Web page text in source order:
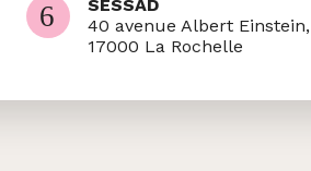
SESSAD
40 avenue Albert Einstein,
17000 La Rochelle